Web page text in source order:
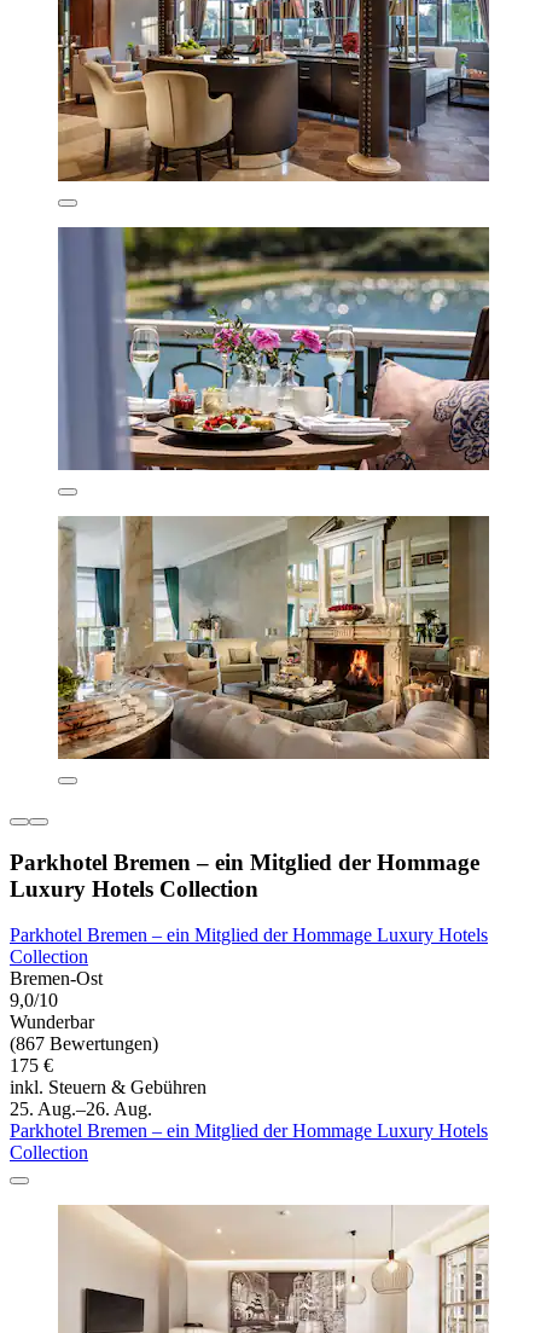
Parkhotel Bremen – ein Mitglied der Hommage
Luxury Hotels Collection
Parkhotel Bremen – ein Mitglied der Hommage Luxury Hotels
Collection
Bremen-Ost
9,0/10
Wunderbar
(867 Bewertungen)
175 €
inkl. Steuern & Gebühren
25. Aug.–26. Aug.
Parkhotel Bremen – ein Mitglied der Hommage Luxury Hotels
Collection